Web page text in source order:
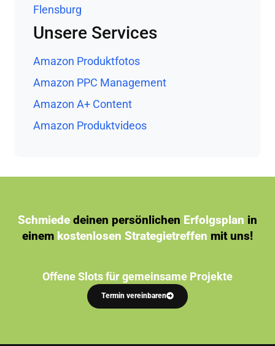
Flensburg
Unsere Services
Amazon Produktfotos
Amazon PPC Management
Amazon A+ Content
Amazon Produktvideos
Schmiede deinen persönlichen Erfolgsplan in
einem kostenlosen Strategietreffen mit uns!
Offene Slots für gemeinsame Projekte
Termin vereinbaren